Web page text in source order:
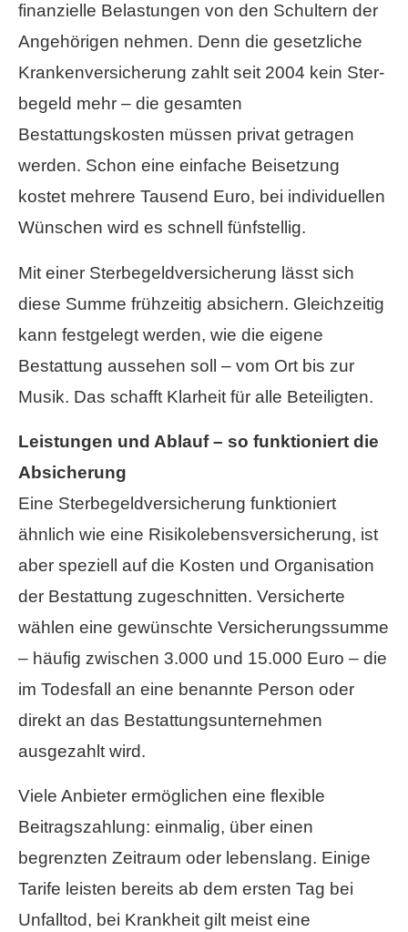
finanzielle Belastungen von den Schultern der
Angehörigen nehmen. Denn die gesetzliche
Kranken­ver­si­che­rung zahlt seit 2004 kein Ster­
be­geld mehr – die gesamten
Bestattungskosten müssen privat getragen
werden. Schon eine einfache Beisetzung
kostet mehrere Tausend Euro, bei individuellen
Wünschen wird es schnell fünfstellig.
Mit einer Ster­be­geldversicherung lässt sich
diese Summe frühzeitig absichern. Gleichzeitig
kann festgelegt werden, wie die eigene
Bestattung aussehen soll – vom Ort bis zur
Musik. Das schafft Klarheit für alle Beteiligten.
Leistungen und Ablauf – so funktioniert die
Absicherung
Eine Ster­be­geldversicherung funktioniert
ähnlich wie eine Risiko­lebens­ver­si­che­rung, ist
aber speziell auf die Kosten und Organisation
der Bestattung zugeschnitten. Versicherte
wählen eine gewünschte Versicherungssumme
– häufig zwischen 3.000 und 15.000 Euro – die
im Todesfall an eine benannte Person oder
direkt an das Bestattungsunternehmen
ausgezahlt wird.
Viele Anbieter ermöglichen eine flexible
Beitragszahlung: einmalig, über einen
begrenzten Zeitraum oder lebenslang. Einige
Tarife leisten bereits ab dem ersten Tag bei
Unfalltod, bei Krankheit gilt meist eine